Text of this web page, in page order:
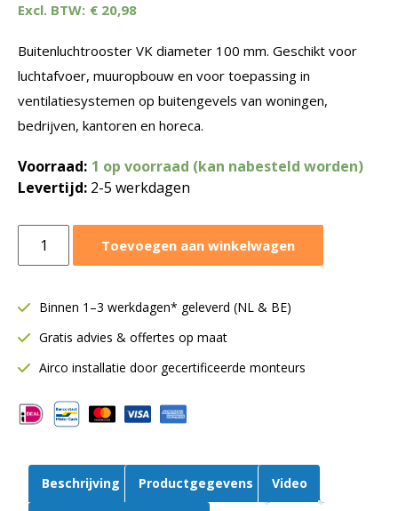
€ 20,98
Buitenluchtrooster VK diameter 100 mm. Geschikt voor
luchtafvoer, muuropbouw en voor toepassing in
ventilatiesystemen op buitengevels van woningen,
bedrijven, kantoren en horeca.
Voorraad: 1 op voorraad (kan nabesteld worden)
Levertijd: 2-5 werkdagen
mm
Overdruk
|
aantal
Toevoegen aan winkelwagen
Binnen 1–3 werkdagen* geleverd (NL & BE)
Gratis advies & offertes op maat
Airco installatie door gecertificeerde monteurs
Beschrijving Productgegevens Video